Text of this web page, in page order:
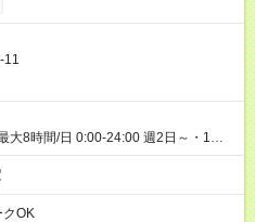
すが、切り上げで一ヶ月とさせてい
：15時間(研修中も同時給）
11
大8時間/日 0:00-24:00 週2日～・1日
帯 5:00-9:00 〇昼帯 9:00-14:00 〇午
22:00 〇深夜帯 22:00-翌5:00 基
クOK